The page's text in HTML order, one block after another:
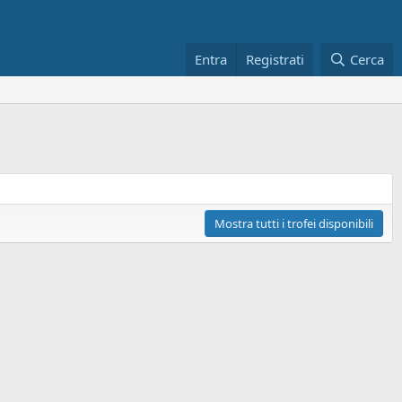
Entra Registrati Cerca
Mostra tutti i trofei disponibili